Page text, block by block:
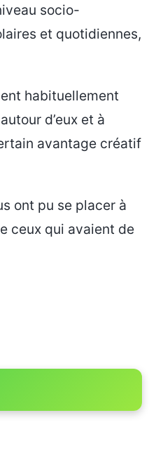
socio-
et quotidiennes,
habituellement
d’eux et à
avantage créatif
ont pu se placer à
ceux qui avaient de